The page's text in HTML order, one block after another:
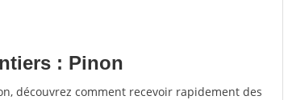
: Pinon
découvrez comment recevoir rapidement des